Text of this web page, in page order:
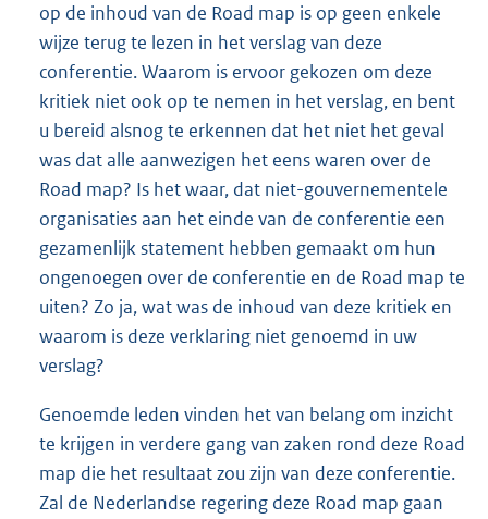
op de inhoud van de Road map is op geen enkele
wijze terug te lezen in het verslag van deze
conferentie. Waarom is ervoor gekozen om deze
kritiek niet ook op te nemen in het verslag, en bent
u bereid alsnog te erkennen dat het niet het geval
was dat alle aanwezigen het eens waren over de
Road map? Is het waar, dat niet-gouvernementele
organisaties aan het einde van de conferentie een
gezamenlijk statement hebben gemaakt om hun
ongenoegen over de conferentie en de Road map te
uiten? Zo ja, wat was de inhoud van deze kritiek en
waarom is deze verklaring niet genoemd in uw
verslag?
Genoemde leden vinden het van belang om inzicht
te krijgen in verdere gang van zaken rond deze Road
map die het resultaat zou zijn van deze conferentie.
Zal de Nederlandse regering deze Road map gaan